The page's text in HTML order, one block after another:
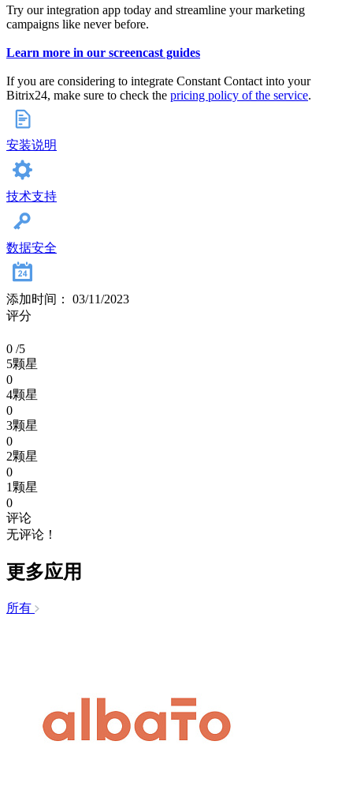
Try our integration app today and streamline your marketing
campaigns like never before.
Learn more in our screencast guides
If you are considering to integrate Constant Contact into your
Bitrix24, make sure to check the pricing policy of the service.
安装说明
技术支持
数据安全
添加时间： 03/11/2023
评分
0 /5
5颗星
0
4颗星
0
3颗星
0
2颗星
0
1颗星
0
评论
无评论！
更多应用
所有